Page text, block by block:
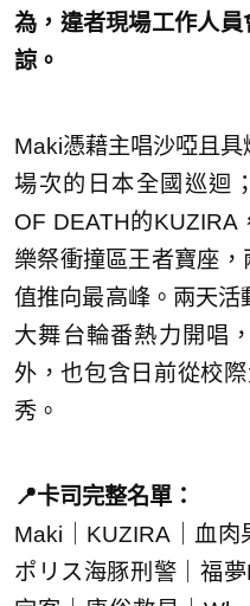
為，違者現場工作人
諒。
Maki憑藉主唱沙啞且
場次的日本全國巡迴
OF DEATH的KUZIRA
樂祭衝撞區王者寶座
值推向最高峰。兩天
大舞台輪番熱力開唱
外，也包含日前從校
秀。
📍卡司完整名單：
Maki｜KUZIRA｜血肉
ポリス海豚刑警｜福